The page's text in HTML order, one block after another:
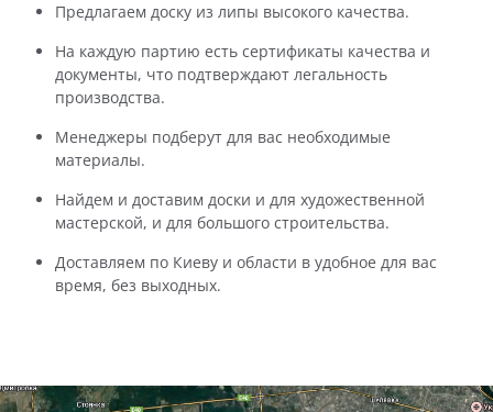
Предлагаем доску из липы высокого качества.
На каждую партию есть сертификаты качества и
документы, что подтверждают легальность
производства.
Менеджеры подберут для вас необходимые
материалы.
Найдем и доставим доски и для художественной
мастерской, и для большого строительства.
Доставляем по Киеву и области в удобное для вас
время, без выходных.